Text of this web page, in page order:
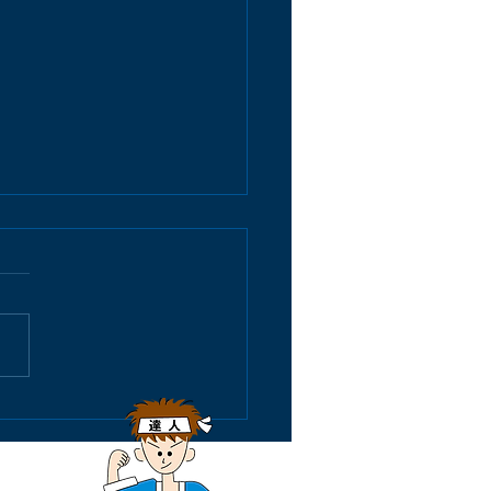
ー混合栓取替のリポー